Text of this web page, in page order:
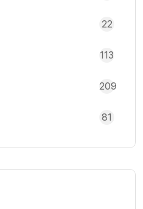
22
113
209
81